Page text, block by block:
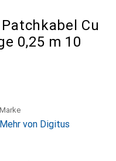
Patchkabel Cu
0,25 m 10
Marke
Mehr von Digitus